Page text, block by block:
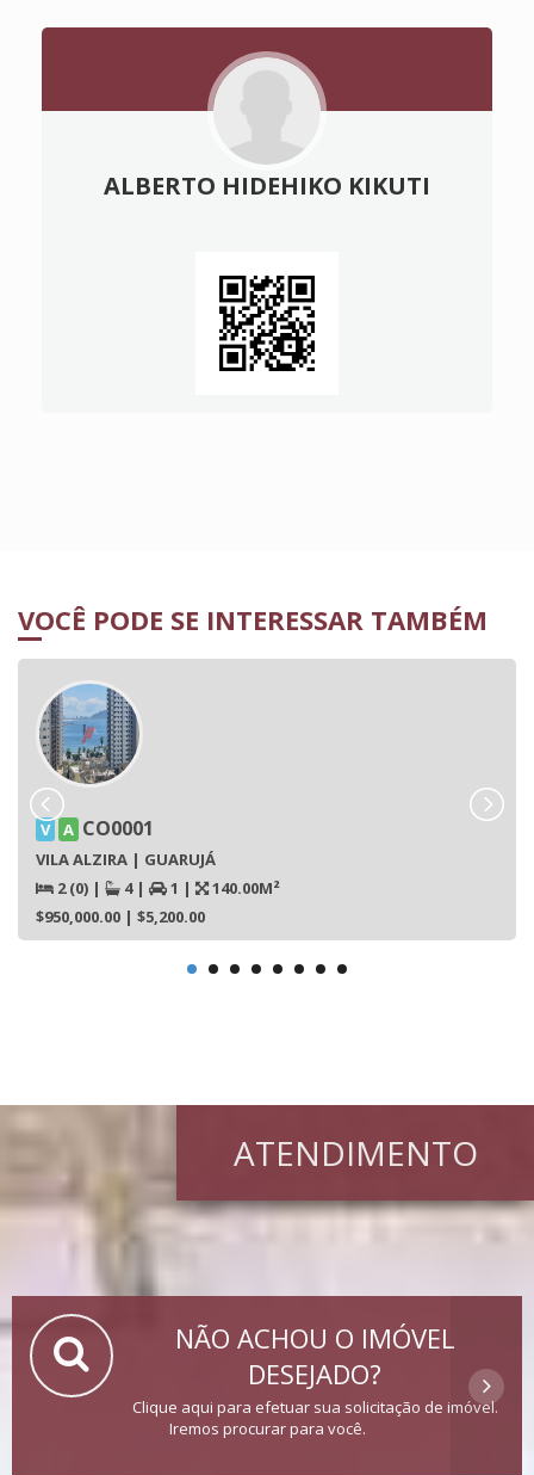
ALBERTO HIDEHIKO KIKUTI
VOCÊ PODE SE INTERESSAR TAMBÉM
V A CO0001
VILA ALZIRA | GUARUJÁ
2 (0) | 4 | 1 |
140.00M²
$950,000.00 | $5,200.00
ATENDIMENTO
NÃO ACHOU O IMÓVEL
DESEJADO?
Clique aqui para efetuar sua solicitação de imóvel.
Iremos procurar para você.